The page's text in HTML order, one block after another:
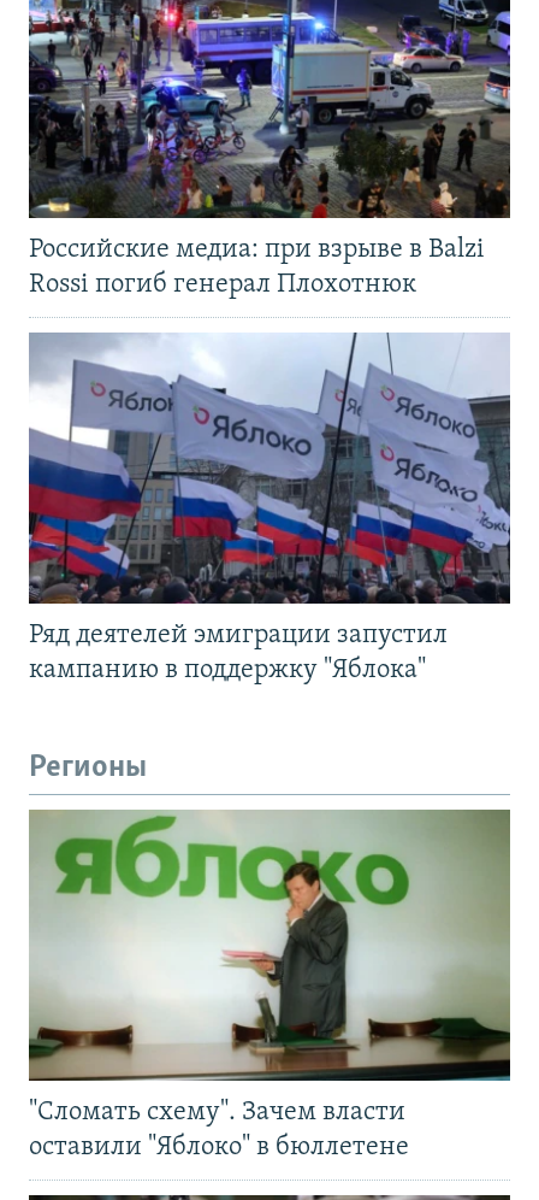
Российские медиа: при взрыве в Balzi
Rossi погиб генерал Плохотнюк
Ряд деятелей эмиграции запустил
кампанию в поддержку "Яблока"
Регионы
"Сломать схему". Зачем власти
оставили "Яблоко" в бюллетене